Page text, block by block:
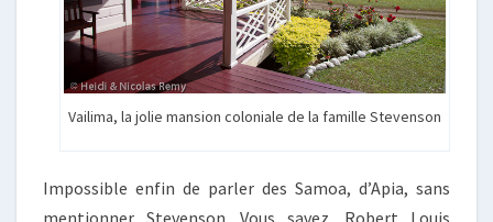
Vailima, la jolie mansion coloniale de la famille Stevenson
Impossible enfin de parler des Samoa, d’Apia, sans